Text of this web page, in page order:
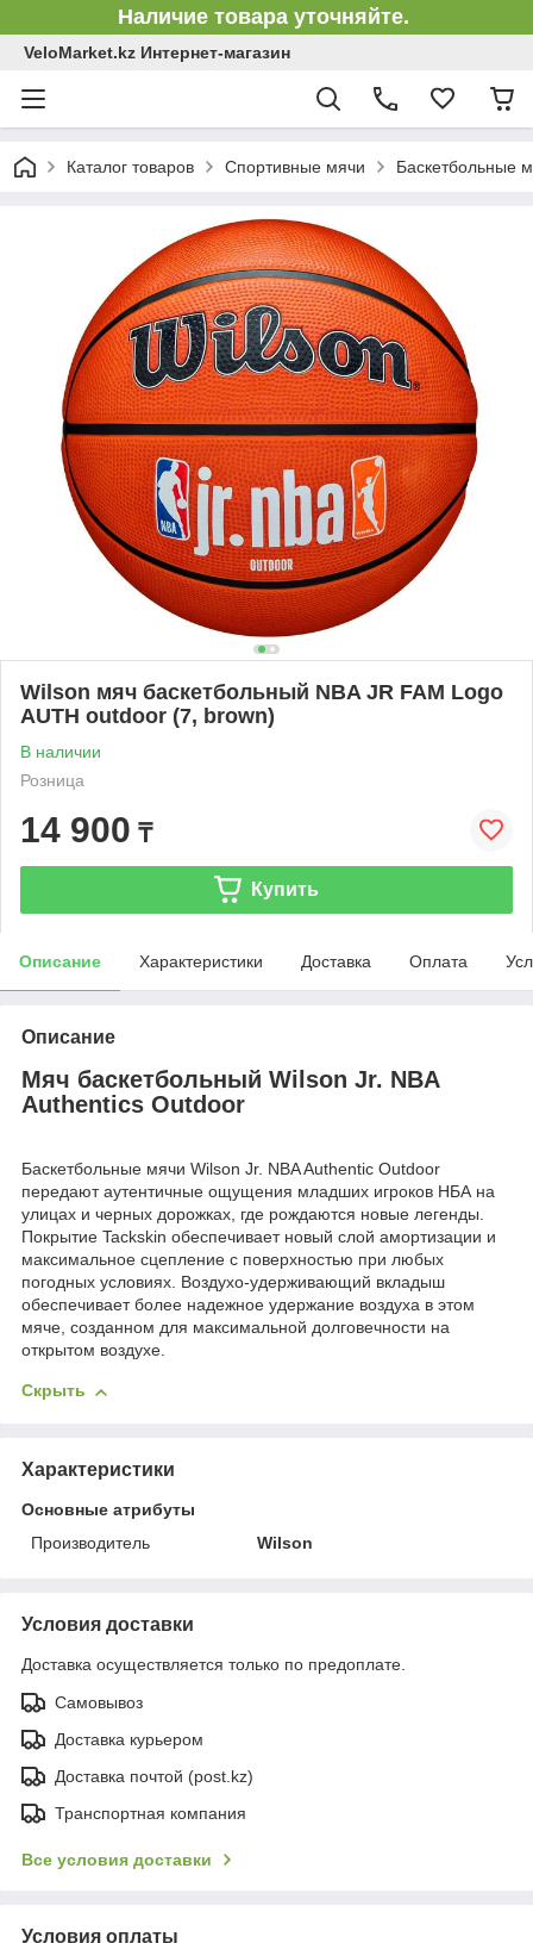
Наличие товара уточняйте.
VeloMarket.kz Интернет-магазин
Каталог товаров Спортивные мячи Баскетбольные
Wilson мяч баскетбольный NBA JR FAM Logo
AUTH outdoor (7, brown)
В наличии
Розница
14 900 ₸
Купить
Описание Характеристики Доставка Оплата
Описание
Мяч баскетбольный Wilson Jr. NBA
Authentics Outdoor
Баскетбольные мячи Wilson Jr. NBA Authentic Outdoor
передают аутентичные ощущения младших игроков НБА на
улицах и черных дорожках, где рождаются новые легенды.
Покрытие Tackskin обеспечивает новый слой амортизации и
максимальное сцепление с поверхностью при любых
погодных условиях. Воздухо-удерживающий вкладыш
обеспечивает более надежное удержание воздуха в этом
мяче, созданном для максимальной долговечности на
открытом воздухе.
Скрыть
Характеристики
Основные атрибуты
Производитель
Wilson
Условия доставки
Доставка осуществляется только по предоплате.
Самовывоз
Доставка курьером
Доставка почтой (post.kz)
Транспортная компания
Все условия доставки
Условия оплаты